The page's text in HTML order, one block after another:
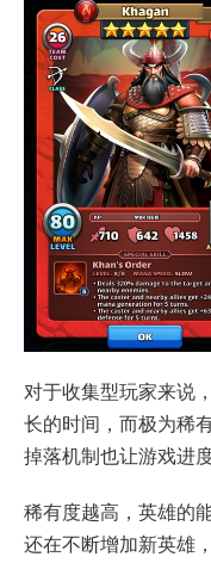
对于收集型玩家来说
长的时间，而极为稀
掉落机制也让游戏进
稀有度越高，英雄的
还在不断增加新英雄